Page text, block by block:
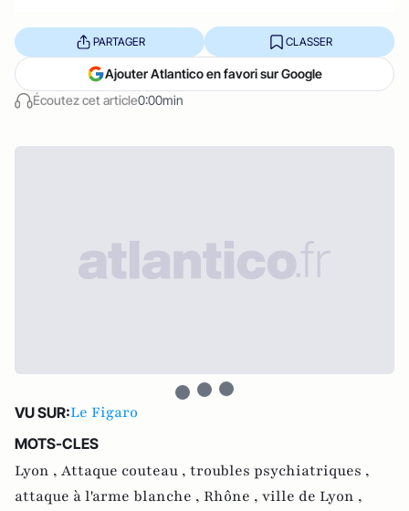
Écoutez cet article0:00min
PARTAGER CLASSER
Ajouter Atlantico en favori sur Google
VU SUR:Le Figaro
MOTS-CLES
Lyon , Attaque couteau , troubles psychiatriques ,
attaque à l'arme blanche , Rhône , ville de Lyon ,